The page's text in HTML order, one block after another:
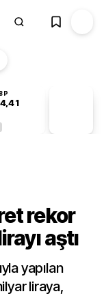
rekor
aştı
yapılan
liraya,